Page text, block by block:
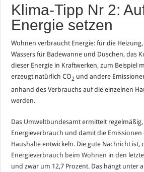
Klima-Tipp Nr 2:
Energie setzen
Wohnen verbraucht Energie: für die
Wassers für Badewanne und Duschen, das
dieser Energie in Kraftwerken, zum Beispiel
erzeugt natürlich CO2 und andere
anhand des Verbrauchs auf die einzelnen
werden.
Das Umweltbundesamt ermittelt
Energieverbrauch und damit die Emissionen
Haushalte entwickeln. Die gute Nachricht ist,
Energieverbrauch beim Wohnen in den
und zwar um 12,7 Prozent. Das hängt unter